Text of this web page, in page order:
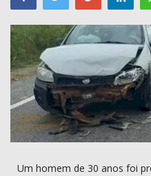
BRASIL
ACIDENTE
COMO ANUNCIAR
PROGRAMAÇÃO
QUEM SOMOS
Um homem de 30 anos foi